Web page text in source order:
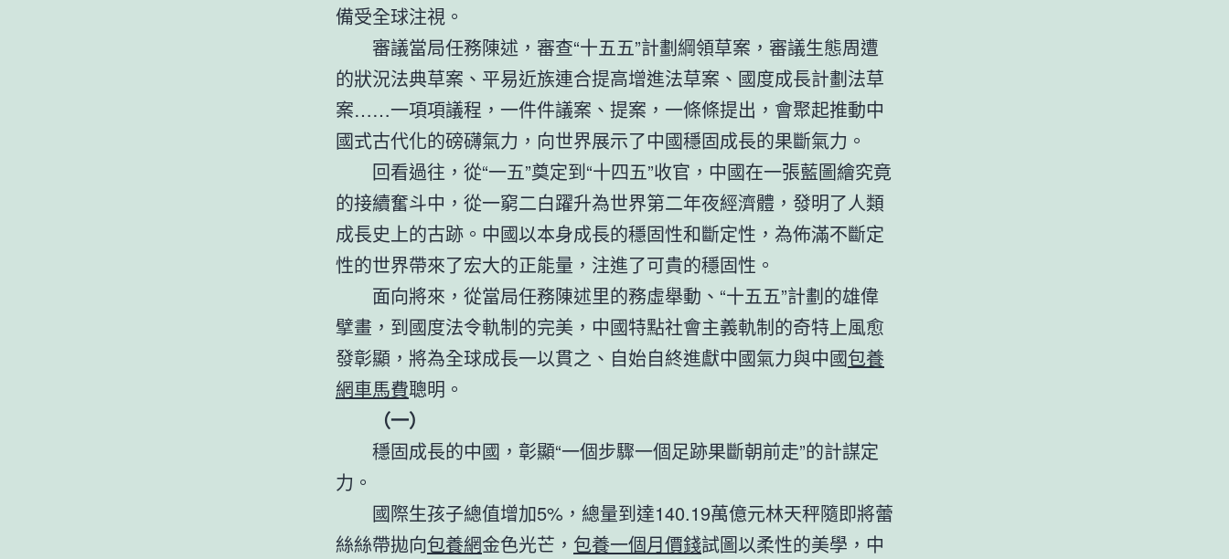
備受全球注視。
審議當局任務陳述，審查“十五五”計劃綱領草案，審議生態周遭
的狀況法典草案、平易近族連合提高增進法草案、國度成長計劃法草
案……一項項議程，一件件議案、提案，一條條提出，會聚起推動中
國式古代化的磅礴氣力，向世界展示了中國穩固成長的果斷氣力。
回看過往，從“一五”奠定到“十四五”收官，中國在一張藍圖繪究竟
的接續奮斗中，從一窮二白躍升為世界第二年夜經濟體，發明了人類
成長史上的古跡。中國以本身成長的穩固性和斷定性，為佈滿不斷定
性的世界帶來了宏大的正能量，注進了可貴的穩固性。
面向將來，從當局任務陳述里的務虛舉動、“十五五”計劃的雄偉
擘畫，到國度法令軌制的完美，中國特點社會主義軌制的奇特上風愈
發彰顯，將為全球成長一以貫之、自始自終進獻中國氣力與中國包養
網車馬費聰明。
（一）
穩固成長的中國，彰顯“一個步驟一個足跡果斷朝前走”的計謀定
力。
國際生孩子總值增加5%，總量到達140.19萬億元林天秤隨即將蕾
絲絲帶拋向包養網金色光芒， 包養一個月價錢試圖以柔性的美學，中